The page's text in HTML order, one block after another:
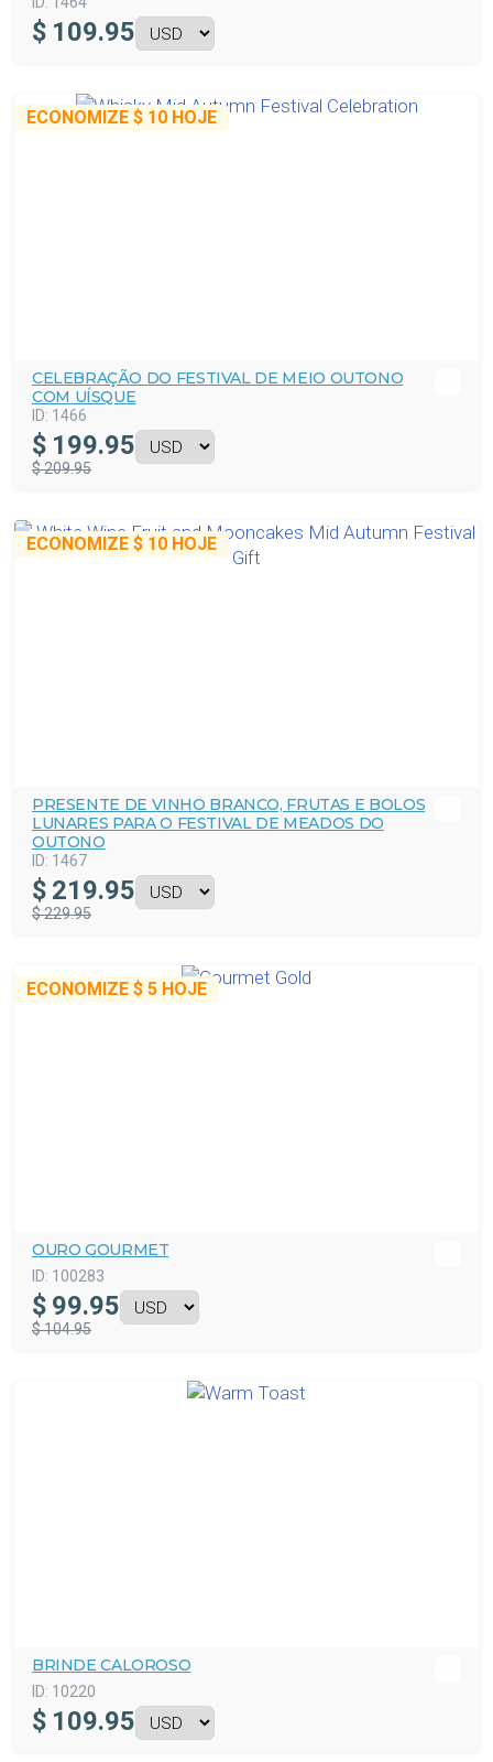
$ 109.95
ECONOMIZE $ 10 HOJE
CELEBRAÇÃO DO FESTIVAL DE MEIO OUTONO
COM UÍSQUE
ID: 1466
$ 199.95
$ 209.95
ECONOMIZE $ 10 HOJE
PRESENTE DE VINHO BRANCO, FRUTAS E BOLOS
LUNARES PARA O FESTIVAL DE MEADOS DO
OUTONO
ID: 1467
$ 219.95
$ 229.95
ECONOMIZE $ 5 HOJE
OURO GOURMET
ID: 100283
$ 99.95
$ 104.95
BRINDE CALOROSO
ID: 10220
$ 109.95